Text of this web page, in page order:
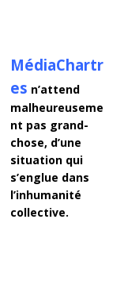
MédiaChartr
es n’attend
malheureuseme
nt pas grand-
chose, d’une
situation qui
s’englue dans
l’inhumanité
collective.